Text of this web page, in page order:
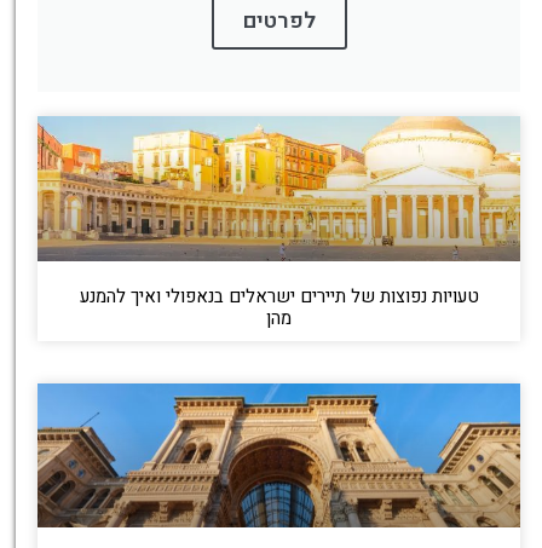
לפרטים
טעויות נפוצות של תיירים ישראלים בנאפולי ואיך להמנע
מהן